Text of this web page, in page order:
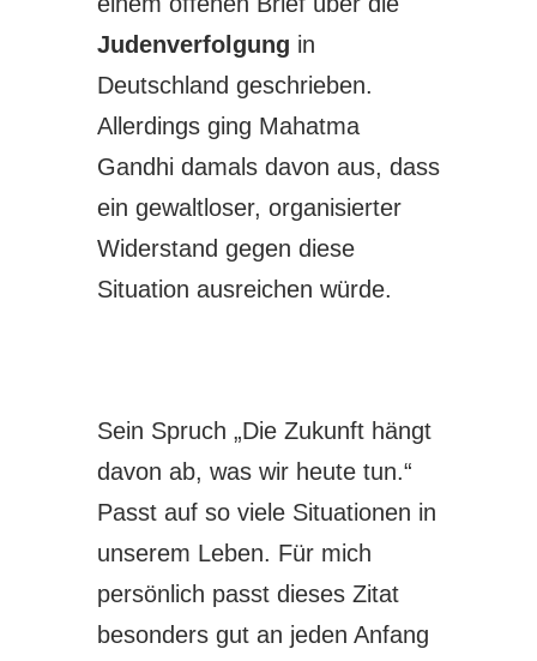
Judenverfolgung in
Deutschland geschrieben.
Allerdings ging Mahatma
Gandhi damals davon aus, dass
ein gewaltloser, organisierter
Widerstand gegen diese
Situation ausreichen würde.
Sein Spruch „Die Zukunft hängt
davon ab, was wir heute tun.“
Passt auf so viele Situationen in
unserem Leben. Für mich
persönlich passt dieses Zitat
besonders gut an jeden Anfang